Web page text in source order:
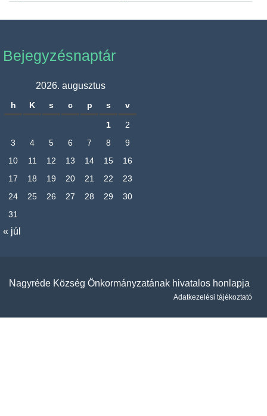
Bejegyzésnaptár
2026. augusztus
h K s c p s v
1
2
3
4 5 6 7 8
9
10
11 12 13 14 15
16
17
18 19 20 21 22
23
24
25 26 27 28 29
30
31
« júl
Nagyréde Község Önkormányzatának hivatalos honlapja
Adatkezelési tájékoztató